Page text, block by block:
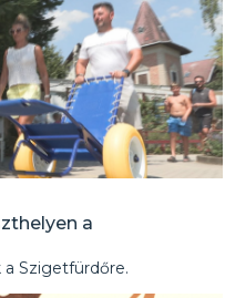
a
Szigetfürdőre.